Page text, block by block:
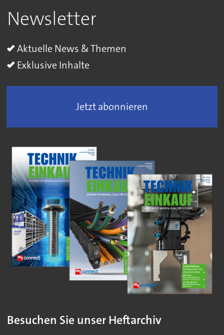
Newsletter
Aktuelle News & Themen
Exklusive Inhalte
Jetzt abonnieren
Besuchen Sie unser Heftarchiv